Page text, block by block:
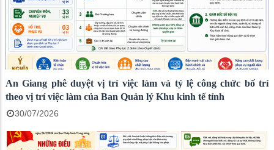
An Giang phê duyệt vị trí việc làm và tỷ lệ công chức bố trí
theo vị trí việc làm của Ban Quản lý Khu kinh tế tỉnh
30/07/2026